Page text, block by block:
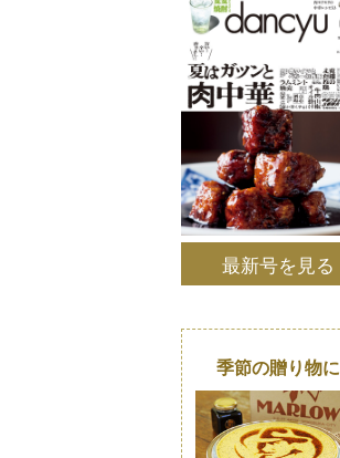
最新号を見る
季節の贈り物に